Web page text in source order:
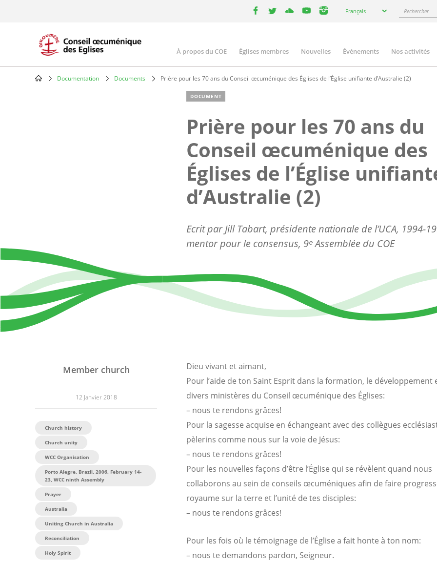
your
Français Rechercher
Main
navigation
À propos du COE Églises membres Nouvelles Événements Nos activités
Documentation Documents Prière pour les 70 ans du Conseil œcuménique des Églises de l’Église unifiante d’Australie (2)
DOCUMENT
Prière pour les 70 ans du
Conseil œcuménique des
Églises de l’Église
d’Australie (2)
Ecrit par Jill Tabart, présidente nationale de l’UCA, 1994-
mentor pour le consensus, 9ᵉ Assemblée du COE
Member church
12 Janvier 2018
Church history
Church unity
WCC Organisation
Porto Alegre, Brazil, 2006, February 14-
23, WCC ninth Assembly
Prayer
Australia
Uniting Church in Australia
Reconciliation
Holy Spirit
Dieu vivant et aimant,
Pour l’aide de ton Saint Esprit dans la formation, le développement
divers ministères du Conseil œcuménique des Églises:
– nous te rendons grâces!
Pour la sagesse acquise en échangeant avec des collègues
pèlerins comme nous sur la voie de Jésus:
– nous te rendons grâces!
Pour les nouvelles façons d’être l’Église qui se révèlent quand nous
collaborons au sein de conseils œcuméniques afin de faire
royaume sur la terre et l’unité de tes disciples:
– nous te rendons grâces!
Pour les fois où le témoignage de l’Église a fait honte à ton nom:
– nous te demandons pardon, Seigneur.